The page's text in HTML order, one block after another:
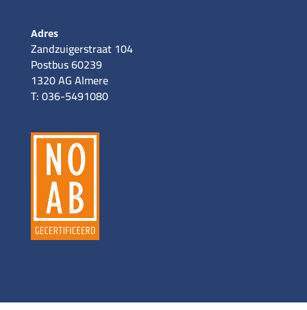
Adres
Zandzuigerstraat 104
Postbus 60239
1320 AG Almere
T: 036-5491080